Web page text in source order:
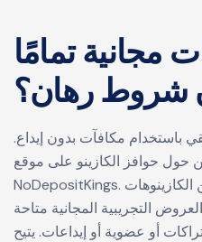
مجانية تمامًا
شروط رهان؟
باستخدام مكافآت بدون إيداع.
حول حوافز الكازينو على موقع
NoDepositKings. تتوفر هذه اللعبة في العديد من الكازينوهات
التجريبية المجانية متاحة
أو عضوية أو إيداعات. يتيح